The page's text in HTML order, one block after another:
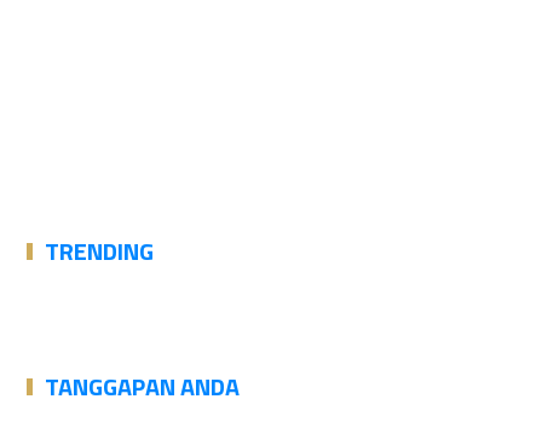
TRENDING
TANGGAPAN ANDA